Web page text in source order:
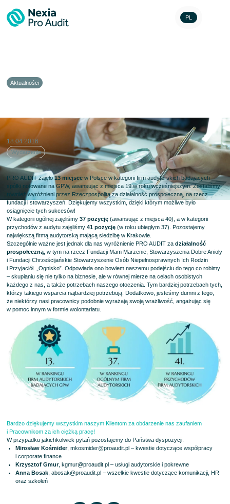
PL
Aktualności
18.04.2016
Wydarzenia
PRO AUDIT zajęło13 miejsce w Polsce w kategorii firm audytorskich badających
spółki notowane na GPW, awansując z miejsca 19 w roku wcześniejszym. Zostaliśmy
również wyróżnieni przez Rzeczpospolitą za działalność prospołeczną, na rzecz
fundacji i stowarzyszeń. Dziękujemy wszystkim, dzięki którym możliwe było
osiągnięcie tych sukcesów!
W kategorii ogólnej zajęliśmy37 pozycję (awansując z miejsca 40), a w kategorii
przychodów z audytu zajęliśmy 41 pozycję(w roku ubiegłym 37). Pozostajemy
największą firmą audytorską mającą siedzibę w Krakowie.
Szczególnie ważne jest jednak dla nas wyróżnienie PRO AUDIT zadziałalność
prospołeczną , w tym na rzecz Fundacji Mam Marzenie, Stowarzyszenia Dobre Anioły
i Fundacji Chrześcijańskie Stowarzyszenie Osób Niepełnosprawnych Ich Rodzin
i Przyjaciół „Ognisko”. Odpowiada ono bowiem naszemu podejściu do tego co robimy
– skupianiu się nie tylko na biznesie, ale w równej mierze na celach osobistych
każdego z nas, a także potrzebach naszego otoczenia. Tym bardziej potrzebach tych,
którzy takiego wsparcia najbardziej potrzebują. Dodatkowo, jesteśmy dumni z tego,
że niektórzy nasi pracownicy podobnie wyrażają swoją wrażliwość, angażując się
w pomoc innym w formie wolontariatu.
Bardzo dziękujemy wszystkim naszym Klientom za obdarzenie nas zaufaniem
i Pracownikom za ich ciężką pracę!
W przypadku jakichkolwiek pytań pozostajemy do Państwa dyspozycji.
Mirosław Kośmider, mkosmider@proaudit.pl– kwestie dotyczące współpracy
i corporate finance
Krzysztof Gmur, kgmur@proaudit.pl– usługi audytorskie i pokrewne
Anna Bosak, abosak@proaudit.pl– wszelkie kwestie dotyczące komunikacji, HR
oraz szkoleń